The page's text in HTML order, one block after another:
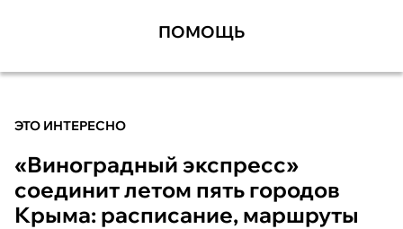
ПОМОЩЬ
ЭТО ИНТЕРЕСНО
«Виноградный экспресс»
соединит летом пять городов
Крыма: расписание, маршруты